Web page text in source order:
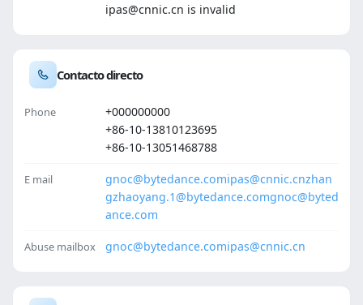
ipas@cnnic.cn is invalid
Contacto directo
Phone
+000000000
+86-10-13810123695
+86-10-13051468788
E mail gnoc@bytedance.comipas@cnnic.cnzhan
gzhaoyang.1@bytedance.comgnoc@byted
ance.com
Abuse mailbox gnoc@bytedance.comipas@cnnic.cn